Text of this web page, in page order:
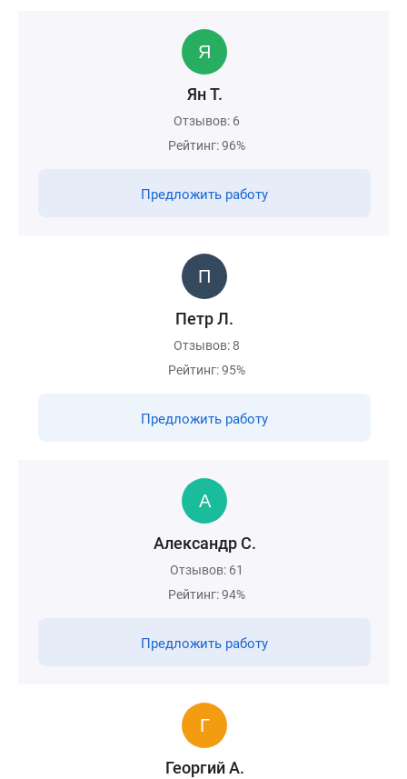
Ян Т.
Отзывов: 6
Рейтинг: 96%
Предложить работу
Петр Л.
Отзывов: 8
Рейтинг: 95%
Предложить работу
Александр С.
Отзывов: 61
Рейтинг: 94%
Предложить работу
Георгий А.